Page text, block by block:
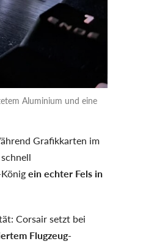
Aluminium und eine
Grafikkarten im
ein echter Fels in
Corsair setzt bei
Flugzeug-